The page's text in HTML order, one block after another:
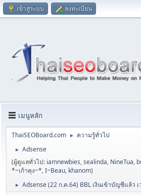
เข้าสู่ระบบ ลงทะเบียน
เมนูหลัก
ThaiSEOBoard.com ► ความรู้ทั่วไป
►
Adsense
(ผู้ดูแลทั่วไป: iamnewbies,sealinda, NineTua,
*~เก้าคุง~*,I~Beau, khanom)
► Adsense (22 ก.ค.64) BBL เงินเข้าบัญชีแล้ว